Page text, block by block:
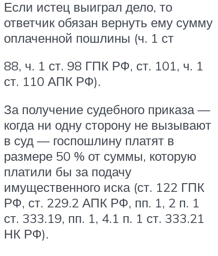
Если истец выиграл дело, то
ответчик обязан вернуть ему сумму
оплаченной пошлины (ч. 1 ст
88, ч. 1 ст. 98 ГПК РФ, ст. 101, ч. 1
ст. 110 АПК РФ).
За получение судебного приказа —
когда ни одну сторону не вызывают
в суд — госпошлину платят в
размере 50 % от суммы, которую
платили бы за подачу
имущественного иска (ст. 122 ГПК
РФ, ст. 229.2 АПК РФ, пп. 1, 2 п. 1
ст. 333.19, пп. 1, 4.1 п. 1 ст. 333.21
НК РФ).